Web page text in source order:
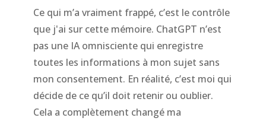
Ce qui m’a vraiment frappé, c’est le contrôle
que j'ai sur cette mémoire. ChatGPT n’est
pas une IA omnisciente qui enregistre
toutes les informations à mon sujet sans
mon consentement. En réalité, c’est moi qui
décide de ce qu’il doit retenir ou oublier.
Cela a complètement changé ma